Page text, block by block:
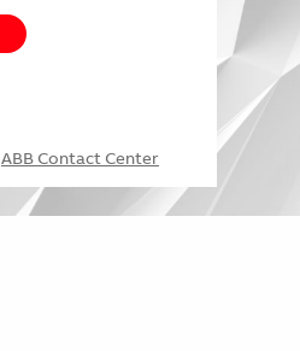
ABB Contact Center